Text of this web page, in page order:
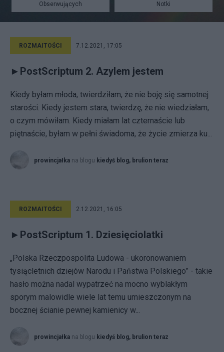
Obserwujących
Notki
ROZMAITOŚCI 7.12.2021, 17:05
►PostScriptum 2. Azylem jestem
Kiedy byłam młoda, twierdziłam, że nie boję się samotnej
starości. Kiedy jestem stara, twierdzę, że nie wiedziałam,
o czym mówiłam. Kiedy miałam lat czternaście lub
piętnaście, byłam w pełni świadoma, że życie zmierza ku...
prowincjałka na blogu kiedyś blog, brulion teraz
ROZMAITOŚCI 2.12.2021, 16:05
►PostScriptum 1. Dziesięciolatki
„Polska Rzeczpospolita Ludowa - ukoronowaniem
tysiącletnich dziejów Narodu i Państwa Polskiego” - takie
hasło można nadal wypatrzeć na mocno wyblakłym
sporym malowidle wiele lat temu umieszczonym na
bocznej ścianie pewnej kamienicy w...
prowincjałka na blogu kiedyś blog, brulion teraz